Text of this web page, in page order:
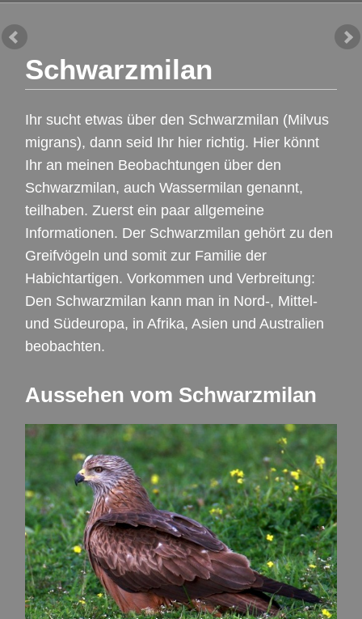
Schwarzmilan
Ihr sucht etwas über den Schwarzmilan (Milvus
migrans), dann seid Ihr hier richtig. Hier könnt
Ihr an meinen Beobachtungen über den
Schwarzmilan, auch Wassermilan genannt,
teilhaben. Zuerst ein paar allgemeine
Informationen. Der Schwarzmilan gehört zu den
Greifvögeln und somit zur Familie der
Habichtartigen. Vorkommen und Verbreitung:
Den Schwarzmilan kann man in Nord-, Mittel-
und Südeuropa, in Afrika, Asien und Australien
beobachten.
Aussehen vom Schwarzmilan